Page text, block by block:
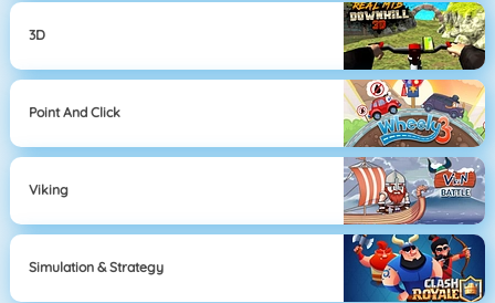
3D
Point And Click
Viking
Simulation & Strategy